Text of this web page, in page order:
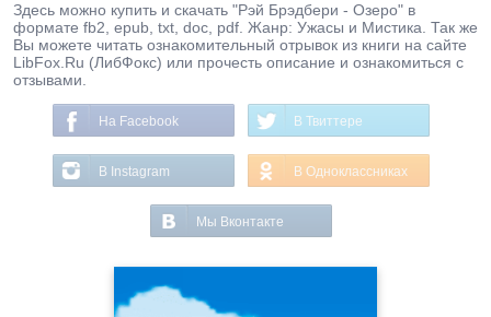
Здесь можно купить и скачать "Рэй Брэдбери - Озеро" в
формате fb2, epub, txt, doc, pdf. Жанр: Ужасы и Мистика. Так же
Вы можете читать ознакомительный отрывок из книги на сайте
LibFox.Ru (ЛибФокс) или прочесть описание и ознакомиться с
отзывами.
На Facebook В Твиттере
В Instagram В Одноклассниках
Мы Вконтакте